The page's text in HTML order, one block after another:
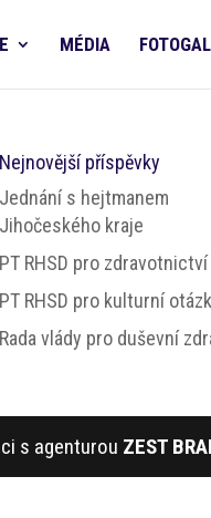
MÉDIA
Nejnovější příspěvky
Jednání s hejtmanem
Jihočeského kraje
PT RHSD pro zdravotnictví
PT RHSD pro kulturní
Rada vlády pro duševní
s agenturou ZEST